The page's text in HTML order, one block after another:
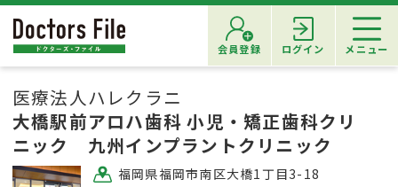
会員登録 ログイン メニュー
医療法人ハレクラニ
大橋駅前アロハ歯科 小児・矯正歯科クリ
ニック 九州インプラントクリニック
福岡県福岡市南区大橋1丁目3-18